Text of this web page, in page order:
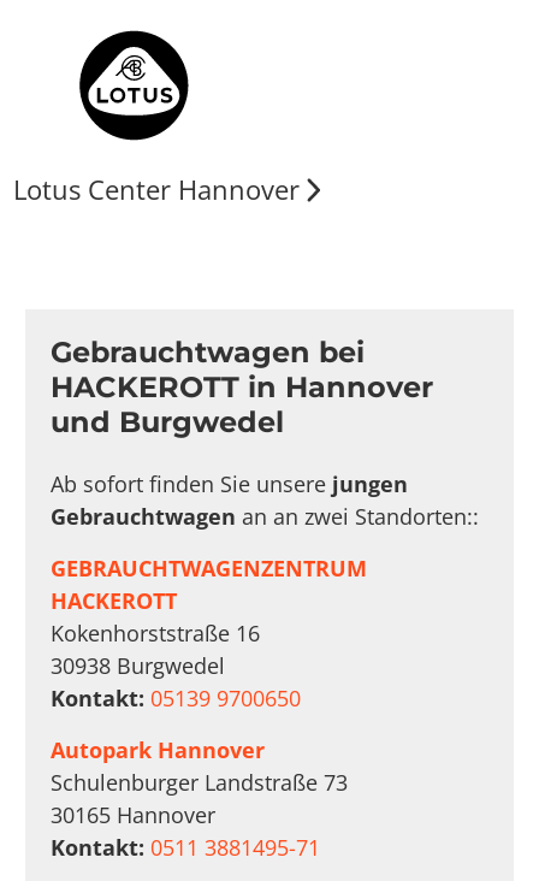
Lotus Center Hannover
Gebrauchtwagen bei
HACKEROTT in Hannover
und Burgwedel
Ab sofort finden Sie unsere jungen
Gebrauchtwagen an an zwei Standorten::
GEBRAUCHTWAGENZENTRUM
HACKEROTT
Kokenhorststraße 16
30938 Burgwedel
Kontakt: 05139 9700650
Autopark Hannover
Schulenburger Landstraße 73
30165 Hannover
Kontakt: 0511 3881495-71